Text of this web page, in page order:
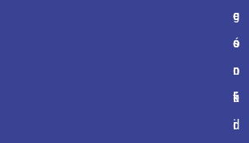
e
s
g
é
n
é
r
c
o
n
fi
d
c
o
o
k
i